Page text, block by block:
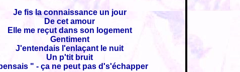
Je fis la connaissance un jour
De cet amour
Elle me reçut dans son logement
Gentiment
J'entendais l'enlaçant le nuit
Un p'tit bruit
" - ça ne peut pas d's'échapper